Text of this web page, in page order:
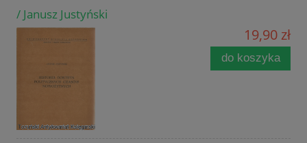
/ Janusz Justyński
19,90 zł
do koszyka